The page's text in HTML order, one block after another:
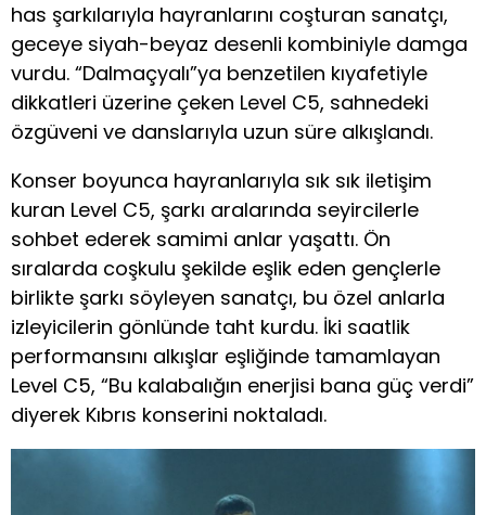
has şarkılarıyla hayranlarını coşturan sanatçı,
geceye siyah-beyaz desenli kombiniyle damga
vurdu. “Dalmaçyalı”ya benzetilen kıyafetiyle
dikkatleri üzerine çeken Level C5, sahnedeki
özgüveni ve danslarıyla uzun süre alkışlandı.
Konser boyunca hayranlarıyla sık sık iletişim
kuran Level C5, şarkı aralarında seyircilerle
sohbet ederek samimi anlar yaşattı. Ön
sıralarda coşkulu şekilde eşlik eden gençlerle
birlikte şarkı söyleyen sanatçı, bu özel anlarla
izleyicilerin gönlünde taht kurdu. İki saatlik
performansını alkışlar eşliğinde tamamlayan
Level C5, “Bu kalabalığın enerjisi bana güç verdi”
diyerek Kıbrıs konserini noktaladı.